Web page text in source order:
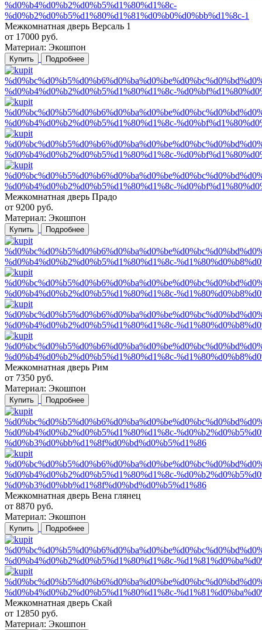
Межкомнатная дверь Версаль 1
от 17000 руб.
Материал: Экошпон
Купить Подробнее
Межкомнатная дверь Прадо
от 9200 руб.
Материал: Экошпон
Купить Подробнее
Межкомнатная дверь Рим
от 7350 руб.
Материал: Экошпон
Купить Подробнее
Межкомнатная дверь Вена глянец
от 8870 руб.
Материал: Экошпон
Купить Подробнее
Межкомнатная дверь Скай
от 12850 руб.
Материал: Экошпон